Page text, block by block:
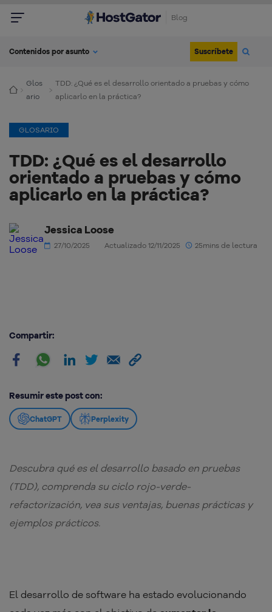
Blog
Contenidos por asunto Suscríbete
Glos
ario
TDD: ¿Qué es el desarrollo orientado a pruebas y cómo
aplicarlo en la práctica?
GLOSARIO
TDD: ¿Qué es el desarrollo
orientado a pruebas y cómo
aplicarlo en la práctica?
Jessica Loose
27/10/2025 Actualizado 12/11/2025 25mins de lectura
Compartir:
Resumir este post con:
ChatGPT Perplexity
Descubra qué es el desarrollo basado en pruebas
(TDD), comprenda su ciclo rojo-verde-
refactorización, vea sus ventajas, buenas prácticas y
ejemplos prácticos.
El desarrollo de software ha estado evolucionando